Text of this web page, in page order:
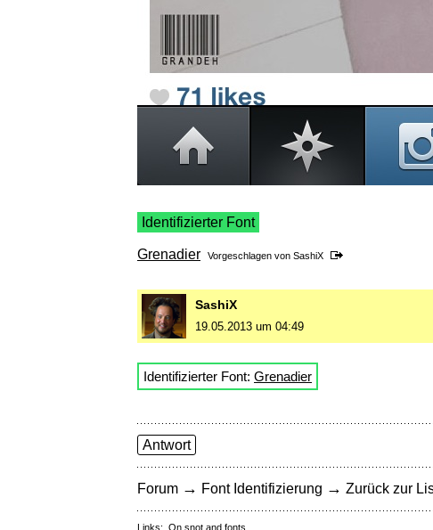
Identifizierter Font
Grenadier Vorgeschlagen von SashiX
SashiX
19.05.2013 um 04:49
Identifizierter Font: Grenadier
Antwort
Forum → Font Identifizierung → Zurück zur
Links: On snot and fonts